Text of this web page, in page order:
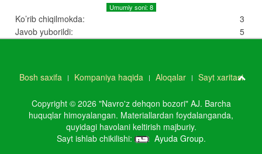
Umumiy soni: 8
Ko’rib chiqilmokda:
3
Javob yuborildi:
5
Bosh saxifa Kompaniya haqida Aloqalar Sayt xaritasi
Copyright © 2026 "Navro'z dehqon bozori" AJ. Barcha
huquqlar himoyalangan. Materiallardan foydalanganda,
quyidagi havolani keltirish majburiy.
Sayt ishlab chikilishi:
Ayuda Group.